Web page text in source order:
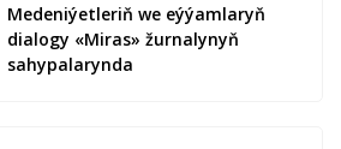
Medeniýetleriň we eýýamlaryň
dialogy «Miras» žurnalynyň
sahypalarynda